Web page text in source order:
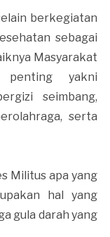
berkegiatan
sebagai
Masyarakat
yakni
seimbang,
serta
Militus apa yang
hal yang
gula darah yang